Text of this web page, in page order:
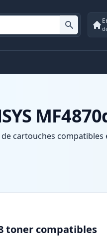
cartouches
toner compatibles